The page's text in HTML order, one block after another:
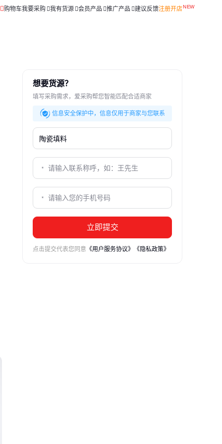
购物车我要采购 我有货源 会员产品 推广产品 建议反馈注册开店
想要货源？
填写采购需求，爱采购帮您智能匹配合适商家
信息安全保护中，信息仅用于商家与您联系
立即提交
点击提交代表您同意 《用户服务协议》 《隐私政策》